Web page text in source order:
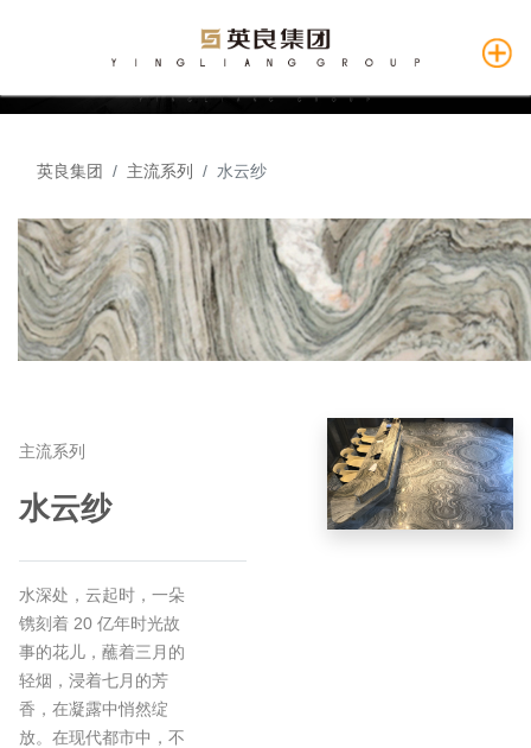
英良集团 主流系列 水云纱
主流系列
水云纱
水深处，云起时，一朵
镌刻着 20 亿年时光故
事的花儿，蘸着三月的
轻烟，浸着七月的芳
香，在凝露中悄然绽
放。在现代都市中，不